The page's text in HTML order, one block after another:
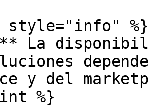
style="info" %}
La
y del
%}